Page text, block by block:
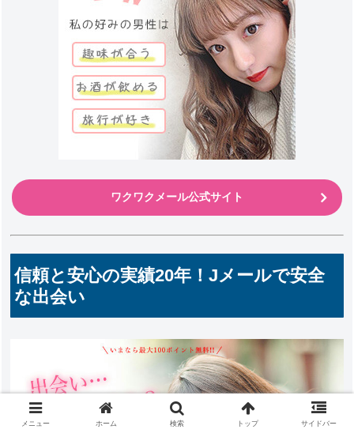
ワクワクメール公式サイト
信頼と安心の実績20年！Jメールで安全
な出会い
メニュー ホーム 検索 トップ サイドバー